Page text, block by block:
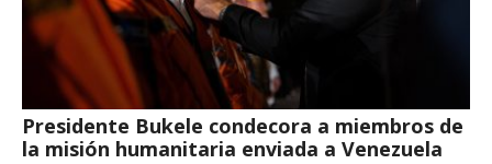
Presidente Bukele condecora a miembros de
la misión humanitaria enviada a Venezuela